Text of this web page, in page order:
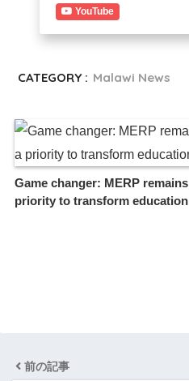
YouTube
CATEGORY : Malawi News
Game changer: MERP
priority to transform education
前の記事